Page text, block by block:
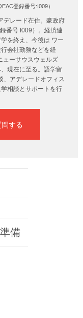
登録番号:I009）
デレード在住。豪政府
番号 I009）。経済連
を終え、今後は ワー
会社勤務などを経
ューサウスウェルズ
現在に至る。語学留
、アデレードオフィス
相談とサポートを行
する
備